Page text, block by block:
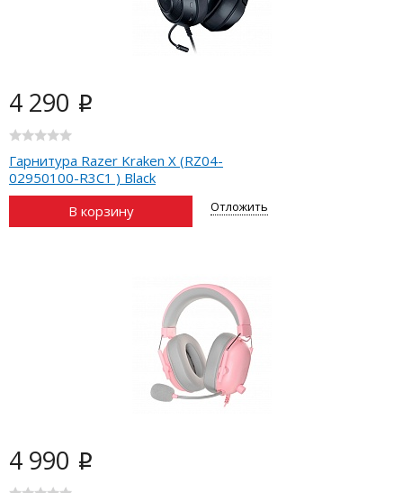
4 290 i
Гарнитура Razer Kraken X (RZ04-
02950100-R3C1 ) Black
В корзину
Отложить
4 990 i